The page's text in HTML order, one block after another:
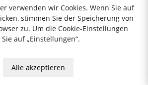
KitchenLab AB
verwenden wir Cookies. Wenn Sie auf
stimmen Sie der Speicherung von
zu. Um die Cookie-Einstellungen
auf „Einstellungen“.
Alle akzeptieren